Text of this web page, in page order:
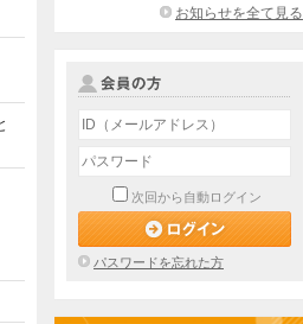
お知らせを全て見る
次回から自動ログイン
パスワードを忘れた方